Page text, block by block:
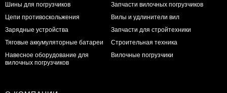
Шины для погрузчиков
Цепи противоскольжения
Зарядные устройства
Тяговые аккумуляторные батареи
Навесное оборудование для
вилочных погрузчиков
Запчасти вилочных погрузчиков
Вилы и удлинители вил
Запчасти для стройтехники
Строительная техника
Вилочные погрузчики